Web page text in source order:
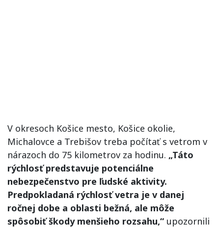
V okresoch Košice mesto, Košice okolie,
Michalovce a Trebišov treba počítať s vetrom v
nárazoch do 75 kilometrov za hodinu. „Táto
rýchlosť predstavuje potenciálne
nebezpečenstvo pre ľudské aktivity.
Predpokladaná rýchlosť vetra je v danej
ročnej dobe a oblasti bežná, ale môže
spôsobiť škody menšieho rozsahu,“ upozornili